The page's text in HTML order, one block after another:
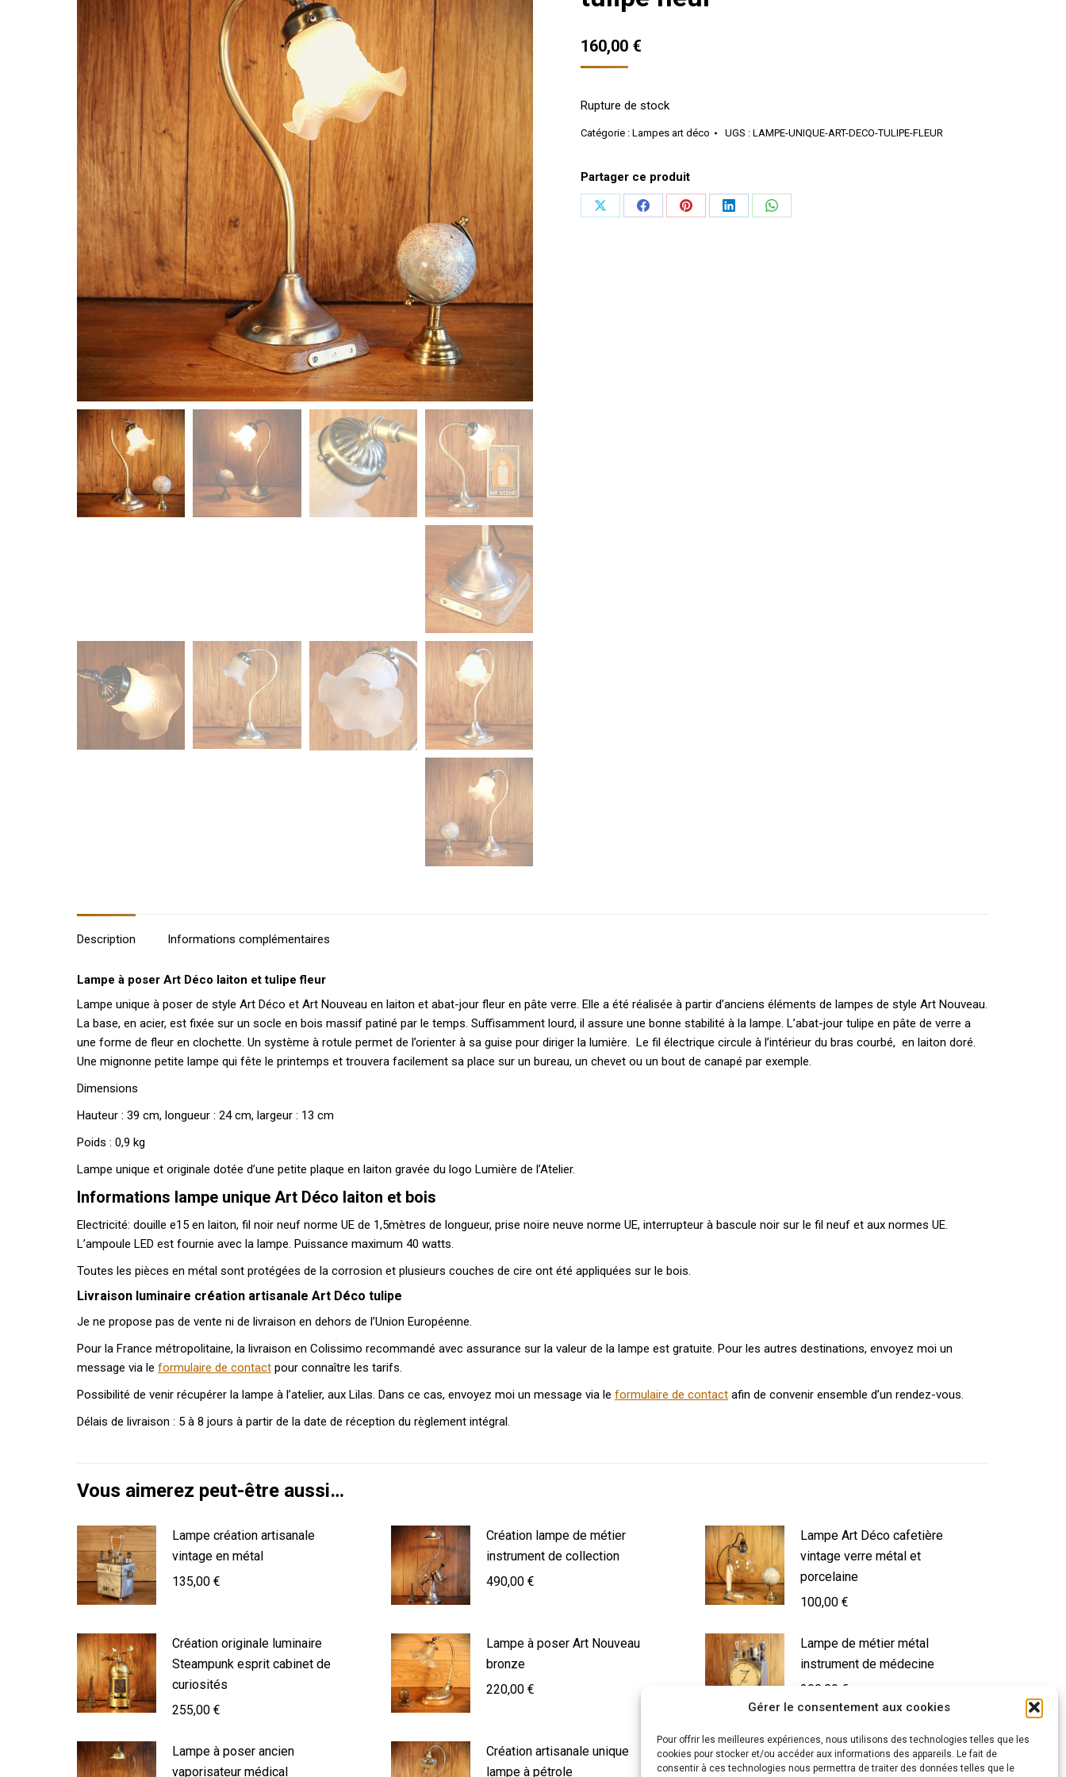
Gérer le consentement aux cookies
Pour offrir les meilleures expériences, nous utilisons des technologies telles que les
cookies pour stocker et/ou accéder aux informations des appareils. Le fait de
consentir à ces technologies nous permettra de traiter des données telles que le
160,00 €
Rupture de stock
Catégorie : Lampes art déco UGS : LAMPE-UNIQUE-ART-DECO-TULIPE-FLEUR
Partager ce produit
PartagerPartagerPartagerPartagerPartager
Description Informations complémentaires
Lampe à poser Art Déco laiton et tulipe fleur
Lampe unique à poser de style Art Déco et Art Nouveau en laiton et abat-jour fleur en pâte verre. Elle a été réalisée à partir d’anciens éléments de lampes de style Art Nouveau.
La base, en acier, est fixée sur un socle en bois massif patiné par le temps. Suffisamment lourd, il assure une bonne stabilité à la lampe. L’abat-jour tulipe en pâte de verre a
une forme de fleur en clochette. Un système à rotule permet de l’orienter à sa guise pour diriger la lumière. Le fil électrique circule à l’intérieur du bras courbé, en laiton doré.
Une mignonne petite lampe qui fête le printemps et trouvera facilement sa place sur un bureau, un chevet ou un bout de canapé par exemple.
Dimensions
Hauteur : 39 cm, longueur : 24 cm, largeur : 13 cm
Poids : 0,9 kg
Lampe unique et originale dotée d’une petite plaque en laiton gravée du logo Lumière de l’Atelier.
Informations lampe unique Art Déco laiton et bois
Electricité: douille e15 en laiton, fil noir neuf norme UE de 1,5mètres de longueur, prise noire neuve norme UE, interrupteur à bascule noir sur le fil neuf et aux normes UE.
L’ampoule LED est fournie avec la lampe. Puissance maximum 40 watts.
Toutes les pièces en métal sont protégées de la corrosion et plusieurs couches de cire ont été appliquées sur le bois.
Livraison luminaire création artisanale Art Déco tulipe
Je ne propose pas de vente ni de livraison en dehors de l’Union Européenne.
Pour la France métropolitaine, la livraison en Colissimo recommandé avec assurance sur la valeur de la lampe est gratuite. Pour les autres destinations, envoyez moi un
message via le formulaire de contact pour connaître les tarifs.
Possibilité de venir récupérer la lampe à l’atelier, aux Lilas. Dans ce cas, envoyez moi un message via le formulaire de contact afin de convenir ensemble d’un rendez-vous.
Délais de livraison : 5 à 8 jours à partir de la date de réception du règlement intégral.
Vous aimerez peut-être aussi…
Lampe création artisanale
vintage en métal
135,00 €
Création lampe de métier
instrument de collection
490,00 €
Lampe Art Déco cafetière
vintage verre métal et
porcelaine
100,00 €
Création originale luminaire
Steampunk esprit cabinet de
curiosités
255,00 €
Lampe à poser Art Nouveau
bronze
220,00 €
Lampe de métier métal
instrument de médecine
200,00 €
Lampe à poser ancien
vaporisateur médical
Création artisanale unique
lampe à pétrole
Lampe à poser Art Déco style
brocante